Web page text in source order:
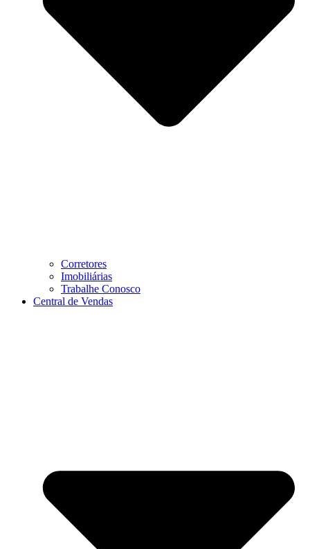
Corretores
Imobiliárias
Trabalhe Conosco
Central de Vendas